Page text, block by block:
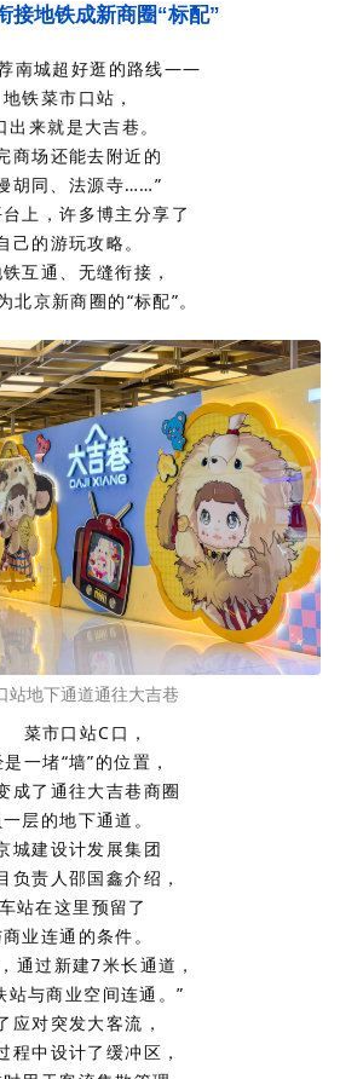
接地铁成新商圈“标配”
南城超好逛的路线——
地铁菜市口站，
出来就是大吉巷。
商场还能去附近的
胡同、法源寺……”
上，许多博主分享了
己的游玩攻略。
互通、无缝衔接，
北京新商圈的“标配”。
站地下通道通往大吉巷
菜市口站C口，
一堵“墙”的位置，
成了通往大吉巷商圈
层的地下通道。
城建设计发展集团
负责人邵国鑫介绍，
站在这里预留了
业连通的条件。
通过新建7米长通道，
站与商业空间连通。”
应对突发大客流，
程中设计了缓冲区，